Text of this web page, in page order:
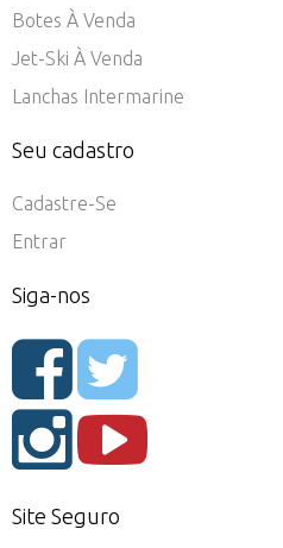
Botes À Venda
Jet-Ski À Venda
Lanchas Intermarine
Seu cadastro
Cadastre-Se
Entrar
Siga-nos
Site Seguro